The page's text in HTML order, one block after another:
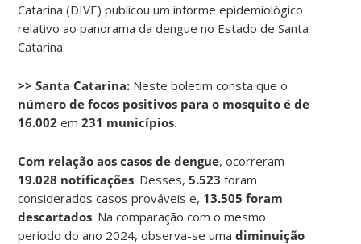
Catarina (DIVE) publicou um informe epidemiológico
relativo ao panorama da dengue no Estado de Santa
Catarina.
>> Santa Catarina: Neste boletim consta que o
número de focos positivos para o mosquito é de
16.002 em 231 municípios.
Com relação aos casos de dengue, ocorreram
19.028 notificações. Desses, 5.523 foram
considerados casos prováveis e, 13.505 foram
descartados. Na comparação com o mesmo
período do ano 2024, observa-se umadiminuição